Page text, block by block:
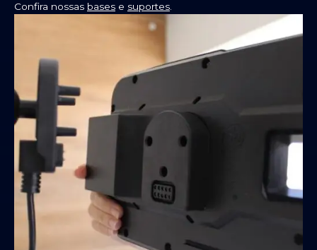
Confira nossas bases e suportes